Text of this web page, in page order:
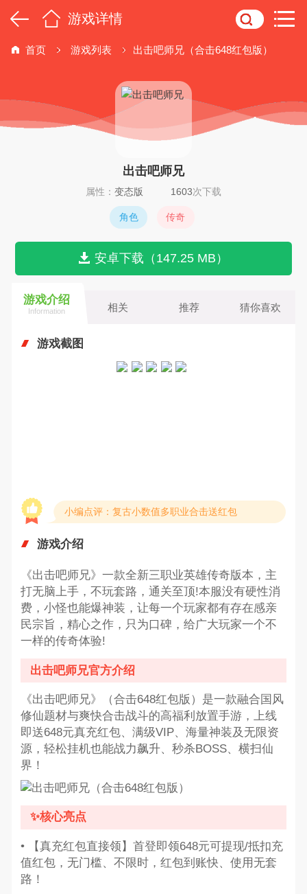
游戏详情
首页 游戏列表 出击吧师兄（合击648红包版）
出击吧师兄
属性： 变态版 1603次下载
角色 传奇
安卓下载（147.25 MB）
游戏介绍
Information 相关 推荐 猜你喜欢
游戏截图
小编点评：复古小数值多职业合击送红包
游戏介绍
《出击吧师兄》一款全新三职业英雄传奇版本，主
打无脑上手，不玩套路，通关至顶!本服没有硬性消
费，小怪也能爆神装，让每一个玩家都有存在感亲
民宗旨，精心之作，只为口碑，给广大玩家一个不
一样的传奇体验!
出击吧师兄官方介绍
《出击吧师兄》（合击648红包版）是一款融合国风
修仙题材与爽快合击战斗的高福利放置手游，上线
即送648元真充红包、满级VIP、海量神装及无限资
源，轻松挂机也能战力飙升、秒杀BOSS、横扫仙
界！
✨核心亮点
• 【真充红包直接领】首登即领648元可提现/抵扣充
值红包，无门槛、不限时，红包到账快、使用无套
路！